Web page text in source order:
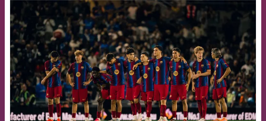
FCB Barcelona badge